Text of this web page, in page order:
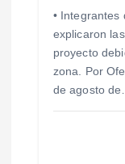
• Integrantes
explicaron
proyecto
zona. Por
de agosto